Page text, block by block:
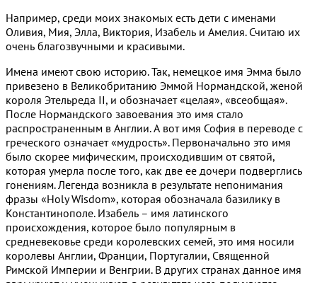
Например, среди моих знакомых есть дети с именами
Оливия, Мия, Элла, Виктория, Изабель и Амелия. Считаю их
очень благозвучными и красивыми.
Имена имеют свою историю. Так, немецкое имя Эмма было
привезено в Великобританию Эммой Нормандской, женой
короля Этельреда II, и обозначает «целая», «всеобщая».
После Нормандского завоевания это имя стало
распространенным в Англии. А вот имя София в переводе с
греческого означает «мудрость». Первоначально это имя
было скорее мифическим, происходившим от святой,
которая умерла после того, как две ее дочери подверглись
гонениям. Легенда возникла в результате непонимания
фразы «Holy Wisdom», которая обозначала базилику в
Константинополе. Изабель – имя латинского
происхождения, которое было популярным в
средневековье среди королевских семей, это имя носили
королевы Англии, Франции, Португалии, Священной
Римской Империи и Венгрии. В других странах данное имя